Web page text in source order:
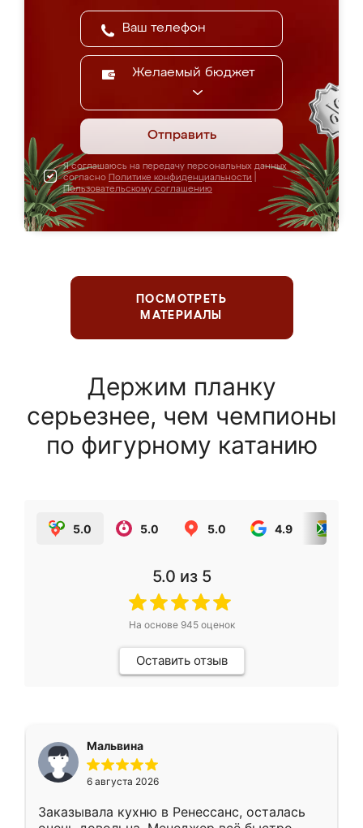
Желаемый бюджет
Отправить
Я соглашаюсь на передачу персональных данных
согласно Политике конфиденциальности
Пользовательскому соглашению
ПОСМОТРЕТЬ
МАТЕРИАЛЫ
Держим планку
серьезнее, чем чемпионы
по фигурному катанию
5.0 5.0 5.0 4.9
5.0 из 5
На основе 945оценок
Оставить отзыв
Мальвина
6 августа 2026
Заказывала кухню в Ренессанс, осталась